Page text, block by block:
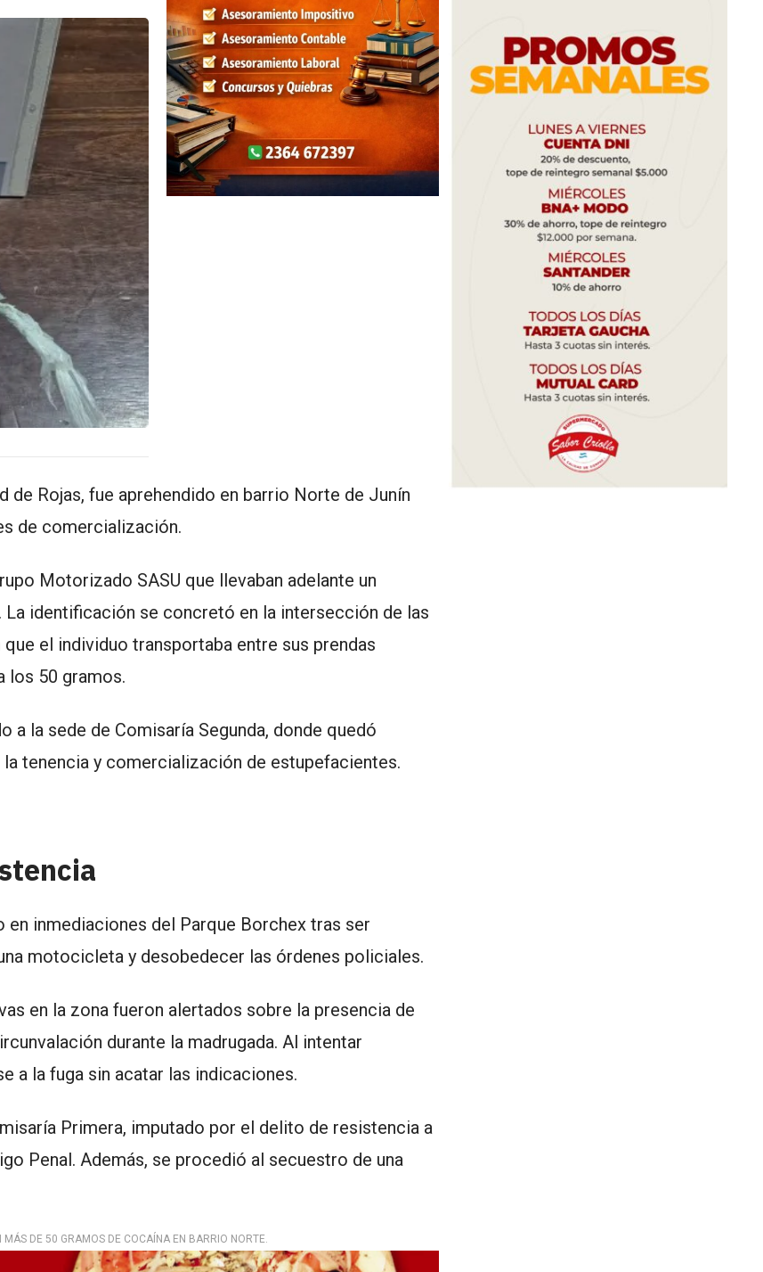
de Rojas, fue aprehendido en barrio Norte de Junín
de comercialización.
Motorizado SASU que llevaban adelante un
identificación se concretó en la intersección de las
el individuo transportaba entre sus prendas
los 50 gramos.
a la sede de Comisaría Segunda, donde quedó
la tenencia y comercialización de estupefacientes.
en inmediaciones del Parque Borchex tras ser
motocicleta y desobedecer las órdenes policiales.
en la zona fueron alertados sobre la presencia de
durante la madrugada. Al intentar
a la fuga sin acatar las indicaciones.
Primera, imputado por el delito de resistencia a
Penal. Además, se procedió al secuestro de una
DE 50 GRAMOS DE COCAÍNA EN BARRIO NORTE.